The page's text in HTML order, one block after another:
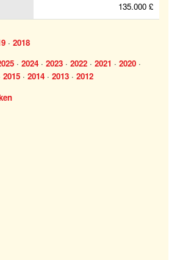
135.000 £
· 2018
· 2024 · 2023 · 2022 · 2021 · 2020 ·
2015 · 2014 · 2013 · 2012